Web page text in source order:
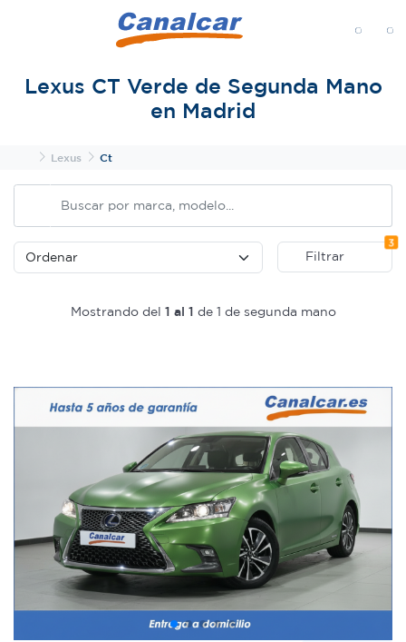
Lexus CT Verde de Segunda Mano
en Madrid
InicioLexus Ct
Filtrar
3
Mostrando del 1 al 1 de 1 de segunda mano